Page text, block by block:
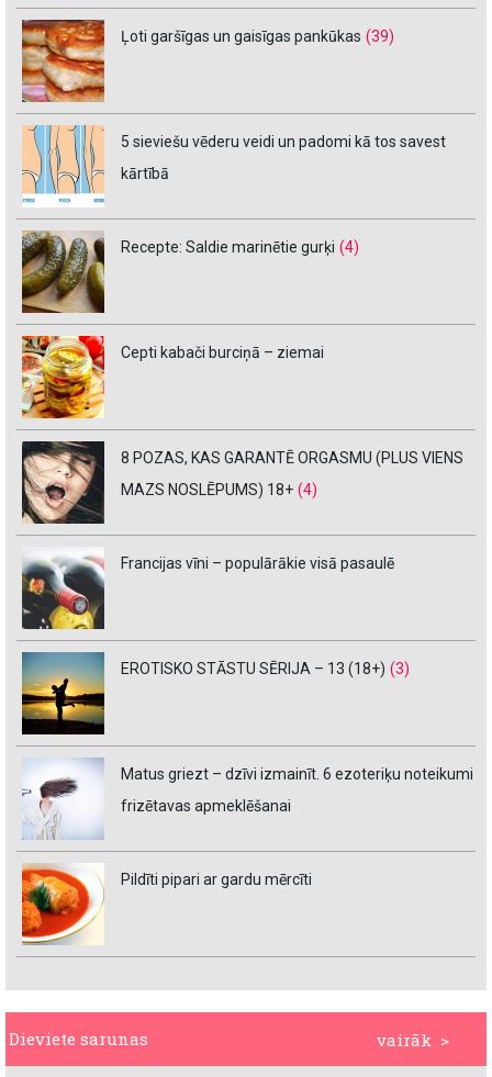
Ļoti garšīgas un gaisīgas pankūkas (39)
5 sieviešu vēderu veidi un padomi kā tos savest
kārtībā
Recepte: Saldie marinētie gurķi (4)
Cepti kabači burciņā – ziemai
8 POZAS, KAS GARANTĒ ORGASMU (PLUS VIENS
MAZS NOSLĒPUMS) 18+ (4)
Francijas vīni – populārākie visā pasaulē
EROTISKO STĀSTU SĒRIJA – 13 (18+) (3)
Matus griezt – dzīvi izmainīt. 6 ezoteriķu noteikumi
frizētavas apmeklēšanai
Pildīti pipari ar gardu mērcīti
vairāk >
Dieviete sarunas